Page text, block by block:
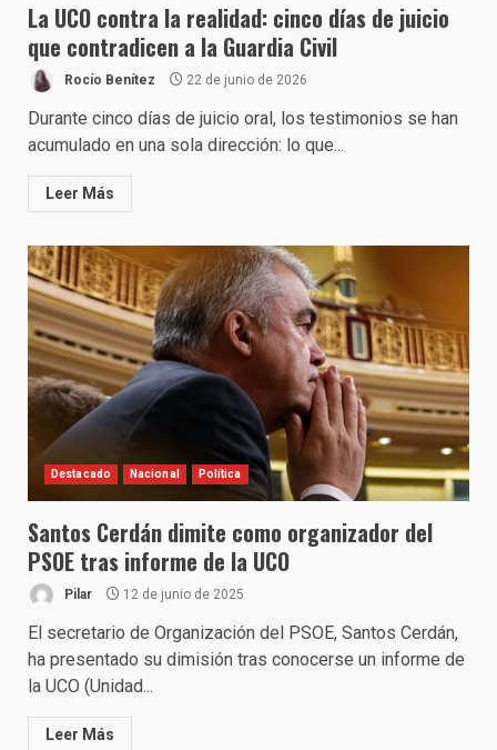
La UCO contra la realidad: cinco días de juicio
que contradicen a la Guardia Civil
Rocío Benítez 22 de junio de 2026
Durante cinco días de juicio oral, los testimonios se han
acumulado en una sola dirección: lo que...
Leer Más
Destacado Nacional Política
Santos Cerdán dimite como organizador del
PSOE tras informe de la UCO
Pilar 12 de junio de 2025
El secretario de Organización del PSOE, Santos Cerdán,
ha presentado su dimisión tras conocerse un informe de
la UCO (Unidad...
Leer Más